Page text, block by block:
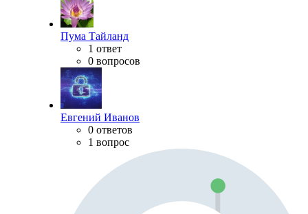
Пума Тайланд
1 ответ
0 вопросов
Евгений Иванов
0 ответов
1 вопрос